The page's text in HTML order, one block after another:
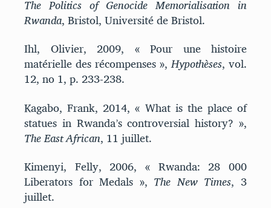
The Politics of Genocide Memorialisation in
Rwanda, Bristol, Université de Bristol.
Ihl, Olivier, 2009, « Pour une histoire
matérielle des récompenses »,Hypothèses, vol.
12, no 1, p. 233-238.
Kagabo, Frank, 2014, « What is the place of
statues in Rwanda’s controversial history? »,
The East African, 11 juillet.
Kimenyi, Felly, 2006, « Rwanda: 28 000
Liberators for Medals », The New Times, 3
juillet.